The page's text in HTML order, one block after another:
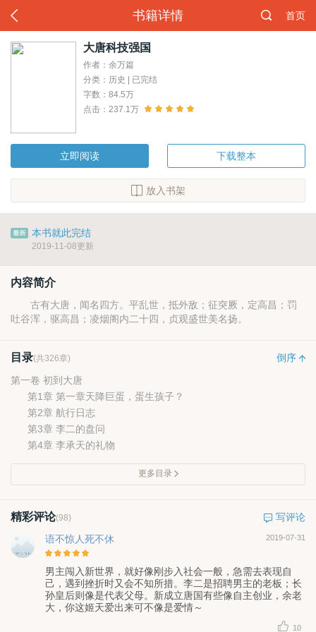
书籍详情 首页
大唐科技强国
作者：余万篇
分类：历史 | 已完结
字数：84.5万
点击：237.1万
立即阅读 下载整本
放入书架
本书就此完结
2019-11-08更新
内容简介
古有大唐，闻名四方。平乱世，抵外敌；征突厥，定高昌；罚
吐谷浑，驱高昌；凌烟阁内二十四，贞观盛世美名扬。
目录(共326章)
倒序
第一卷 初到大唐
第1章 第一章天降巨蛋，蛋生孩子？
第2章 航行日志
第3章 李二的盘问
第4章 李承天的礼物
更多目录
精彩评论(98)
写评论
语不惊人死不休
2019-07-31
男主闯入新世界，就好像刚步入社会一般，急需去表现自
己，遇到挫折时又会不知所措。李二是招聘男主的老板；长
孙皇后则像是代表父母。新成立唐国有些像自主创业，余老
大，你这姬天爱出来可不像是爱情～
10